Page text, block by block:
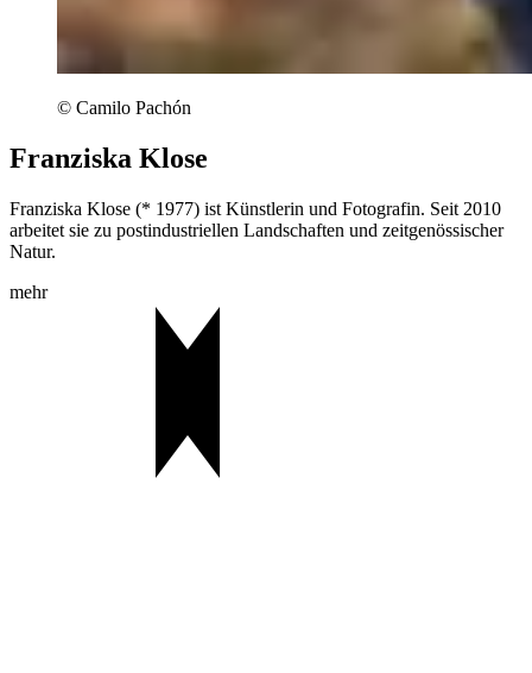
© Camilo Pachón
Franziska Klose
Franziska Klose (* 1977) ist Künstlerin und Fotografin. Seit 2010
arbeitet sie zu postindustriellen Landschaften und zeitgenössischer
Natur.
mehr